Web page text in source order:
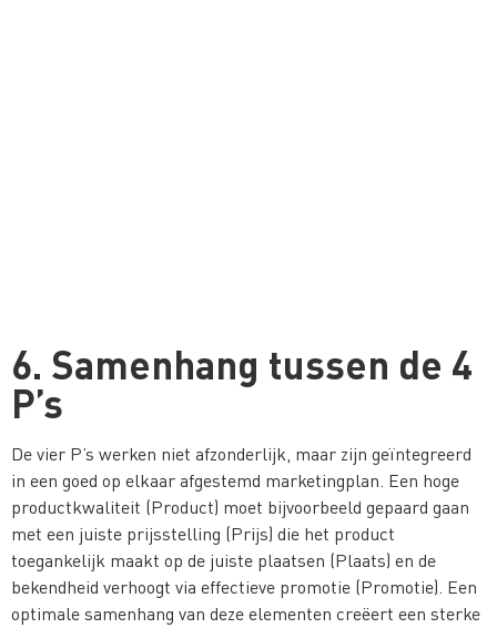
6. Samenhang tussen de 4
P’s
De vier P’s werken niet afzonderlijk, maar zijn geïntegreerd
in een goed op elkaar afgestemd marketingplan. Een hoge
productkwaliteit (Product) moet bijvoorbeeld gepaard gaan
met een juiste prijsstelling (Prijs) die het product
toegankelijk maakt op de juiste plaatsen (Plaats) en de
bekendheid verhoogt via effectieve promotie (Promotie). Een
optimale samenhang van deze elementen creëert een sterke